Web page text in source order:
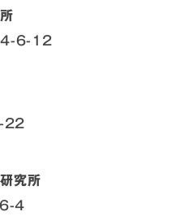
4-6-12
22
究所
4